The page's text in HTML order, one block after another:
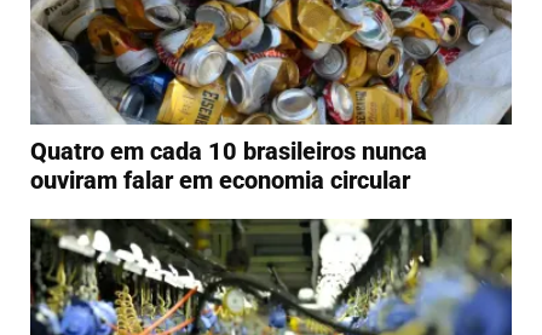
Quatro em cada 10 brasileiros nunca
ouviram falar em economia circular